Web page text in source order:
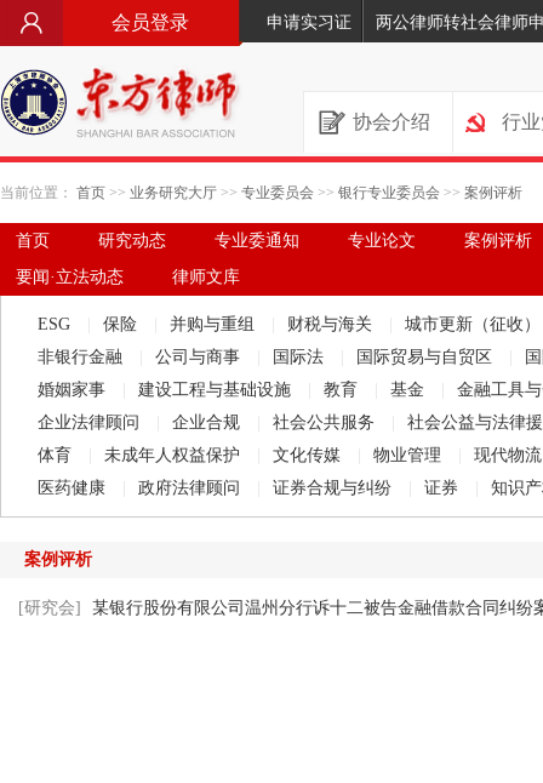
会员登录 申请实习证 两公律师转社会律师
协会介绍 行
当前位置： 首页 >> 业务研究大厅 >> 专业委员会 >> 银行专业委员会 >> 案例评析
首页 研究动态 专业委通知 专业论文
案例评析
要闻·立法动态
律师文库
ESG 保险 并购与重组 财税与海关
城市更新（征收
非银行金融
公司与商事 国际法 国际贸易与自贸区
婚姻家事
建设工程与基础设施 教育 基金
金融工具
企业法律顾问
企业合规 社会公共服务
社会公益与法律
体育
未成年人权益保护 文化传媒 物业管理
现代物
医药健康
政府法律顾问 证券合规与纠纷 证券 知识
案例评析
[研究会] 某银行股份有限公司温州分行诉十二被告金融借款合同纠纷